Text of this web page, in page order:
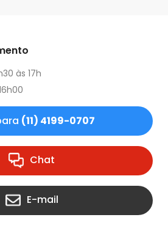
às 17h
(11) 4199-0707
Chat
E-mail